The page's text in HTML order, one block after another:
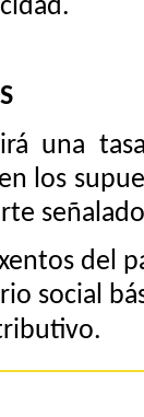
una
los
del
social